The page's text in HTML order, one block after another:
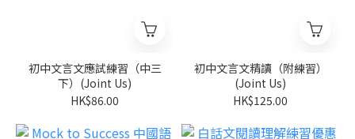
初中文言文應試練習（中三
下）(Joint Us)
HK$86.00
初中文言文精讀（附練習）
(Joint Us)
HK$125.00